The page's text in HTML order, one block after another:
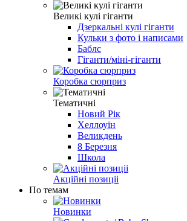
Великі кулі гіганти
Дзеркальні кулі гіганти
Кульки з фото і написами
Баблс
Гіганти/міні-гіганти
Коробка сюрприз
Тематичні
Новий Рік
Хеллоуін
Великдень
8 Березня
Школа
Акційні позиціі
По темам
Новинки